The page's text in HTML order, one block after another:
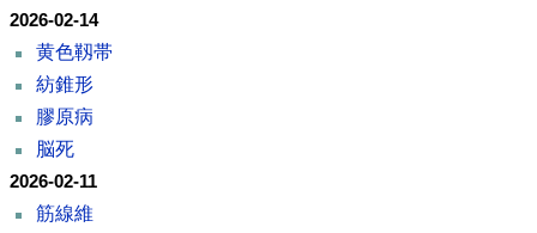
2026-02-14
黄色靱帯
紡錐形
膠原病
脳死
2026-02-11
筋線維